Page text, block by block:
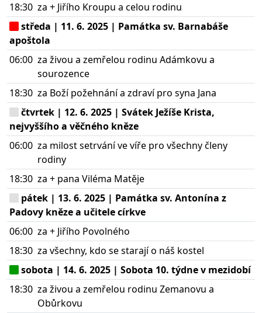
18:30 za + Jiřího Kroupu a celou rodinu
středa | 11. 6. 2025 | Památka sv. Barnabáše
apoštola
06:00 za živou a zemřelou rodinu Adámkovu a
sourozence
18:30 za Boží požehnání a zdraví pro syna Jana
čtvrtek | 12. 6. 2025 | Svátek Ježíše Krista,
nejvyššího a věčného kněze
06:00 za milost setrvání ve víře pro všechny členy
rodiny
18:30 za + pana Viléma Matěje
pátek | 13. 6. 2025 | Památka sv. Antonína z
Padovy kněze a učitele církve
06:00 za + Jiřího Povolného
18:30 za všechny, kdo se starají o náš kostel
sobota | 14. 6. 2025 | Sobota 10. týdne v mezidobí
18:30 za živou a zemřelou rodinu Zemanovu a
Obůrkovu